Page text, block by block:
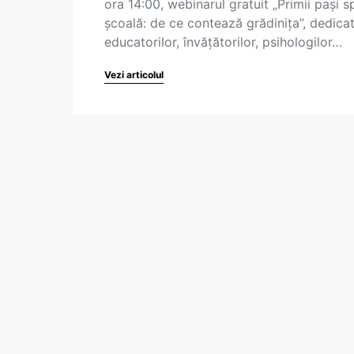
ora 14:00, webinarul gratuit „Primii pași
școală: de ce contează grădinița”, dedicat
educatorilor, învățătorilor, psihologilor…
Vezi articolul